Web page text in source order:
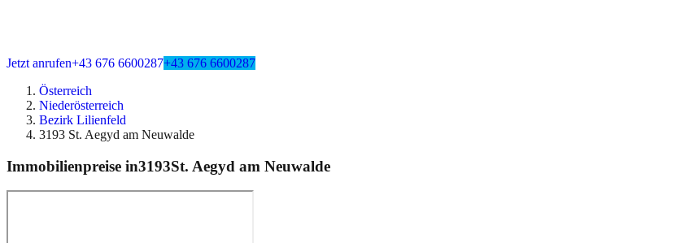
Jetzt anrufen+43 676 6600287+43 676 6600287
Österreich
Niederösterreich
Bezirk Lilienfeld
3193 St. Aegyd am Neuwalde
Immobilienpreise in3193St. Aegyd am Neuwalde